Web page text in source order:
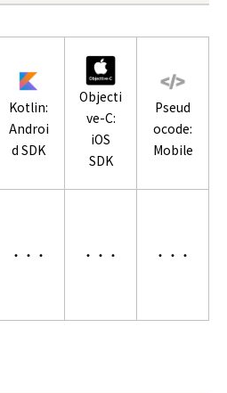
Kotlin:
Androi
d SDK
Objecti
ve-C:
iOS
SDK
Pseud
ocode:
Mobile
・・・ ・・・ ・・・